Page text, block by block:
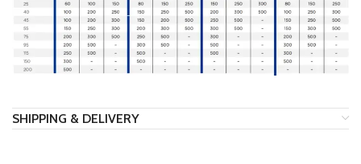
SHIPPING & DELIVERY